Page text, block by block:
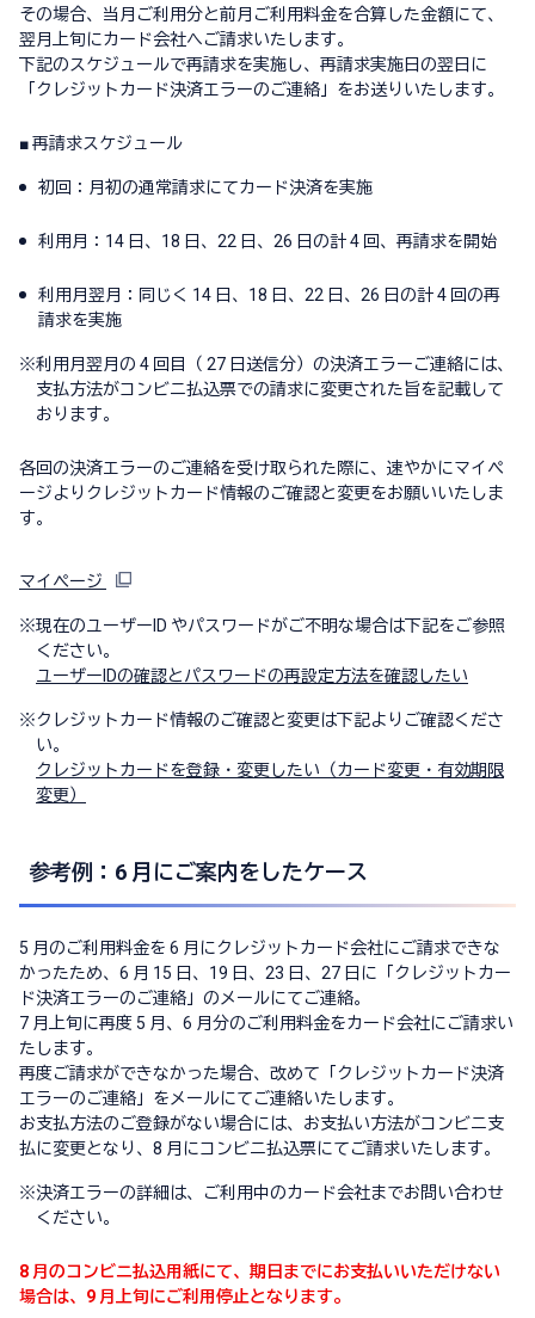
その場合、当月ご利用分と前月ご利用料金を合算した金額にて、
翌月上旬にカード会社へご請求いたします。
下記のスケジュールで再請求を実施し、再請求実施日の翌日に
「クレジットカード決済エラーのご連絡」をお送り​いたします。
■ 再請求スケジュール
初回：月初の通常請求にてカード決済を実施
利用月：14 日、18 日、22 日、26 日の計 4 回、再請求を開始
利用月翌月：同じく 14 日、18 日、22 日、26 日の計 4 回の再
請求を実施
※利用月翌月の 4 回目（ 27 日送信分）の決済エラーご連絡には、
支払方​法がコンビニ払込票での請求に変更された旨を記載して
おります。
各回の決済エラーのご連絡を受け取られた際に、速やかにマイペ
ージよりクレジットカード情報のご確認と変更をお願いいたしま
す。
マイページ
※現在のユーザーID やパスワードがご不明な場合は下記をご参照
ください。
ユーザーIDの確認とパスワードの再設定方法を確認したい
※クレジットカード情報のご確認と変更は下記よりご確認くださ
い。
クレジットカードを登録・変更したい（カード変更・有効期限
変更）
参考例：6 月にご案内をしたケース
5 月のご利用料金を 6 月にクレジットカード会社にご請求できな
かったため、6 月 15 日、19 日、23 日、27 日に「クレジットカー
ド決済エラーのご連絡」のメールにてご連絡。
7 月上旬に再度 5 月、6 月分のご利用料金をカード会社にご請求い
たします。
再度ご請求ができなかった場合、改めて「クレジットカード決済
エラーのご連絡」をメールにてご連絡いたします。
お支払方法のご登録がない場合には、お支払い方法がコンビニ支
払に変更となり、8 月にコンビニ払込票にてご請求いたします。
※決済エラーの詳細は、ご利用中のカード会社までお問い合わせ
ください。
8 月のコンビニ払込用紙にて、期日までにお支払いいただけない
場合は、9 月上旬にご利用停止となります。